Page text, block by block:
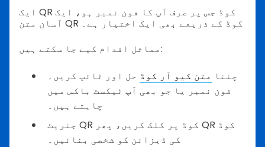
ایک QR کوڈ جس پر صرف آپ کا فون نمبر ہو، ایک
آسان متن QR کوڈ کے ذریعے بھی ایک اختیار ہے۔
مماثل اقدام کیے جا سکتے ہیں:
چننا متن کیو آر کوڈ حل اور ٹائپ کریں۔
فون نمبر یا جو بھی آپ ٹیکسٹ باکس میں
چاہتے ہیں۔
جنریٹ QR کوڈ پر کلک کریں، پھر QR کوڈ
کی ڈیزائن کو شخصی بنائیں۔